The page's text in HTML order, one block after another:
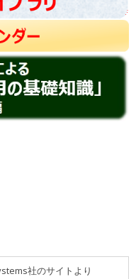
社のサイトより